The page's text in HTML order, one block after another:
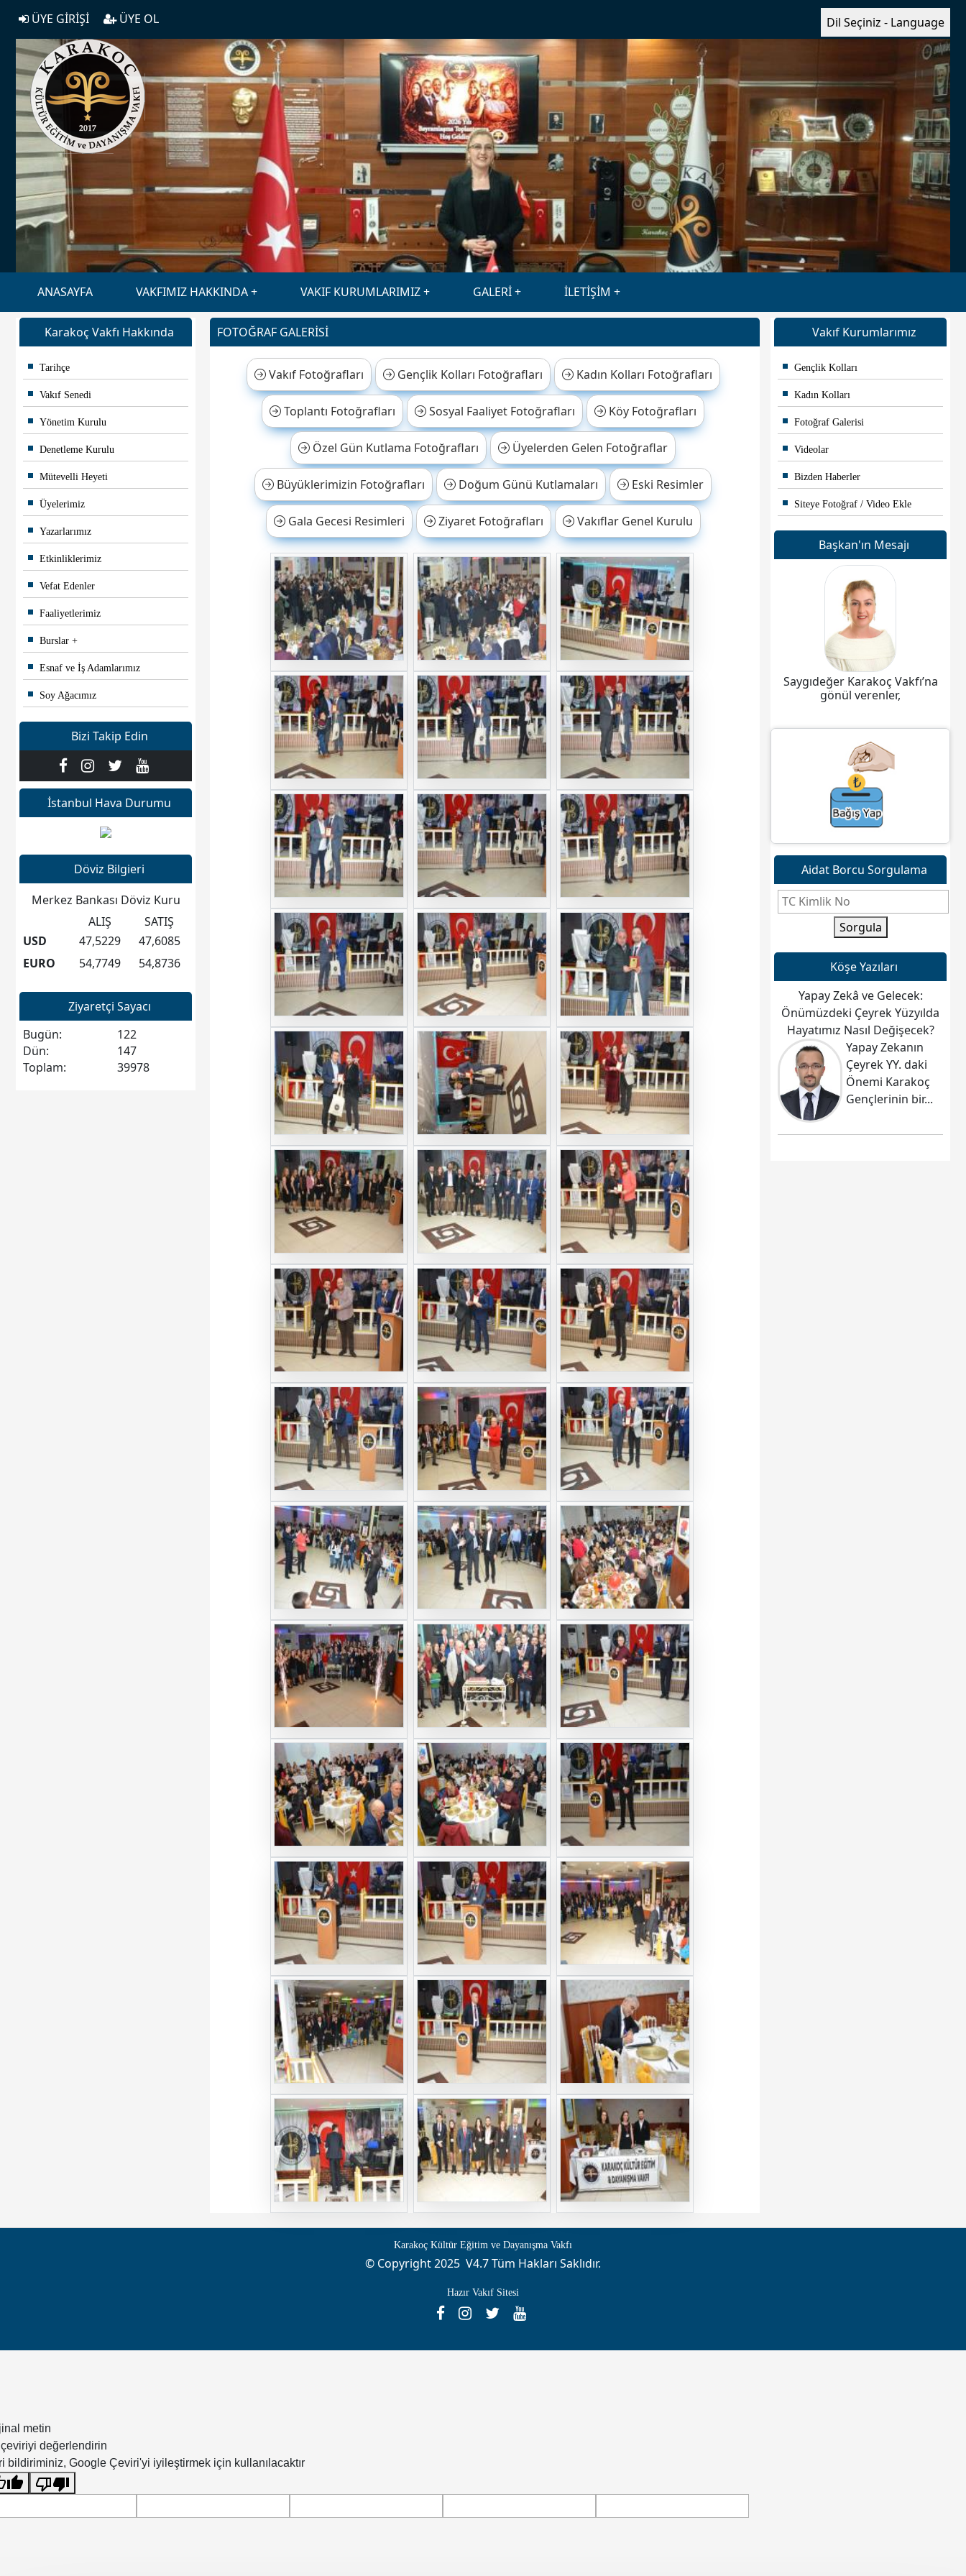
Dil Seçiniz - Language
ÜYE GİRİŞİ ÜYE OL
ANASAYFA VAKFIMIZ HAKKINDA VAKIF KURUMLARIMIZ GALERİ İLETİŞİM
Karakoç Vakfı Hakkında
Tarihçe
Vakıf Senedi
Yönetim Kurulu
Denetleme Kurulu
Mütevelli Heyeti
Üyelerimiz
Yazarlarımız
Etkinliklerimiz
Vefat Edenler
Faaliyetlerimiz
Burslar
Esnaf ve İş Adamlarımız
Soy Ağacımız
Bizi Takip Edin
İstanbul Hava Durumu
Döviz Bilgieri
Merkez Bankası Döviz Kuru
ALIŞ
SATIŞ
USD
47,5229
47,6085
EURO
54,7749 54,8736
Ziyaretçi Sayacı
Bugün:
122
Dün:
147
Toplam:
39978
FOTOĞRAF GALERİSİ
Vakıf Fotoğrafları Gençlik Kolları Fotoğrafları Kadın Kolları Fotoğrafları
Toplantı Fotoğrafları Sosyal Faaliyet Fotoğrafları Köy Fotoğrafları
Özel Gün Kutlama Fotoğrafları Üyelerden Gelen Fotoğraflar
Büyüklerimizin Fotoğrafları Doğum Günü Kutlamaları Eski Resimler
Gala Gecesi Resimleri Ziyaret Fotoğrafları Vakıflar Genel Kurulu
Vakıf Kurumlarımız
Gençlik Kolları
Kadın Kolları
Fotoğraf Galerisi
Videolar
Bizden Haberler
Siteye Fotoğraf / Video Ekle
Başkan'ın Mesajı
Saygıdeğer Karakoç Vakfı’na
gönül verenler,
Aidat Borcu Sorgulama
Sorgula
Köşe Yazıları
Yapay Zekâ ve Gelecek:
Önümüzdeki Çeyrek Yüzyılda
Hayatımız Nasıl Değişecek?
Yapay Zekanın
Çeyrek YY. daki
Önemi Karakoç
Gençlerinin bir...
Karakoç Kültür Eğitim ve Dayanışma Vakfı
© Copyright 2025 V4.7 Tüm Hakları Saklıdır.
Hazır Vakıf Sitesi
metin
değerlendirin
bildiriminiz, Google Çeviri'yi iyileştirmek için kullanılacaktır